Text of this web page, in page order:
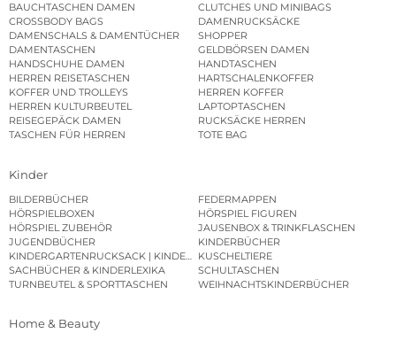
BAUCHTASCHEN DAMEN
CLUTCHES UND MINIBAGS
CROSSBODY BAGS
DAMENRUCKSÄCKE
DAMENSCHALS & DAMENTÜCHER
SHOPPER
DAMENTASCHEN
GELDBÖRSEN DAMEN
HANDSCHUHE DAMEN
HANDTASCHEN
HERREN REISETASCHEN
HARTSCHALENKOFFER
KOFFER UND TROLLEYS
HERREN KOFFER
HERREN KULTURBEUTEL
LAPTOPTASCHEN
REISEGEPÄCK DAMEN
RUCKSÄCKE HERREN
TASCHEN FÜR HERREN
TOTE BAG
Kinder
BILDERBÜCHER
FEDERMAPPEN
HÖRSPIELBOXEN
HÖRSPIEL FIGUREN
HÖRSPIEL ZUBEHÖR
JAUSENBOX & TRINKFLASCHEN
JUGENDBÜCHER
KINDERBÜCHER
KINDERGARTENRUCKSACK | KINDERGARTENBEUTEL
KUSCHELTIERE
SACHBÜCHER & KINDERLEXIKA
SCHULTASCHEN
TURNBEUTEL & SPORTTASCHEN
WEIHNACHTSKINDERBÜCHER
Home & Beauty